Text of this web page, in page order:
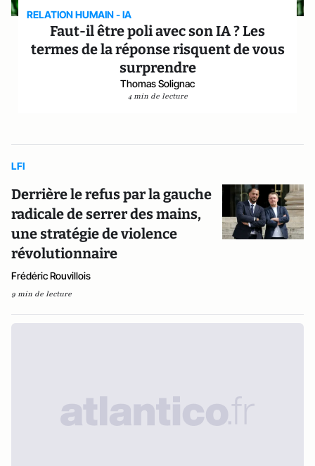
RELATION HUMAIN - IA
Faut-il être poli avec son IA ? Les
termes de la réponse risquent de vous
surprendre
Thomas Solignac
4 min de lecture
LFI
Derrière le refus par la gauche
radicale de serrer des mains,
une stratégie de violence
révolutionnaire
Frédéric Rouvillois
9 min de lecture